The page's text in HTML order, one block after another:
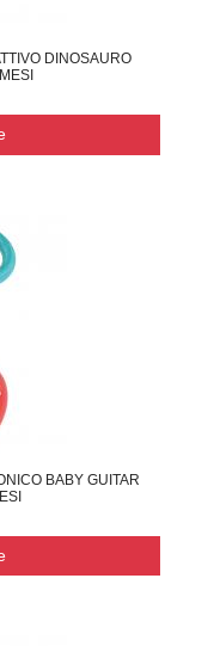
DINOSAURO
BABY GUITAR